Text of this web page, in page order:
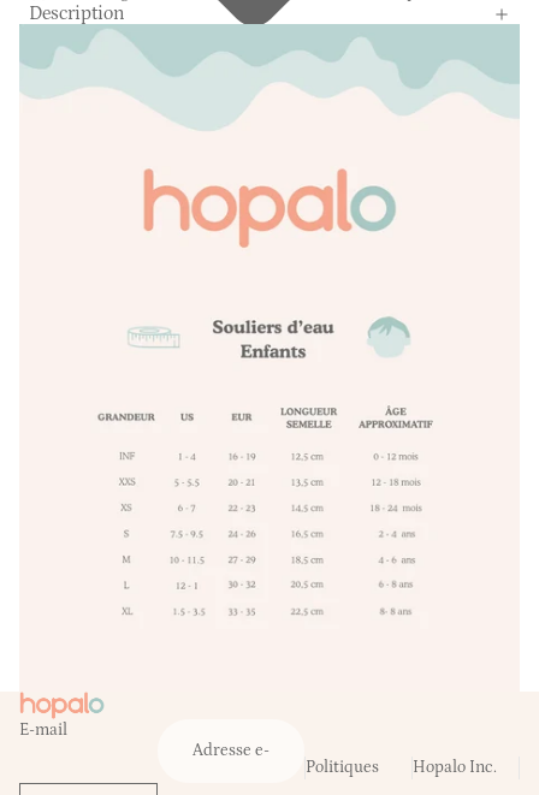
Description
E-mail
Politiques
Hopalo Inc.